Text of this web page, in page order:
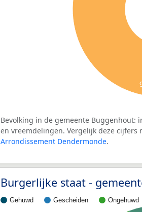
Bevolking in de gemeente Buggenhout:
en vreemdelingen. Vergelijk deze
Arrondissement Dendermonde.
Burgerlijke staat -
Gehuwd Gescheiden Ongehuwd